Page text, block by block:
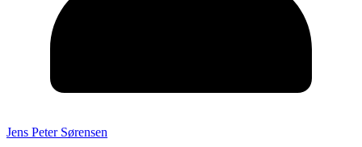
Jens Peter Sørensen